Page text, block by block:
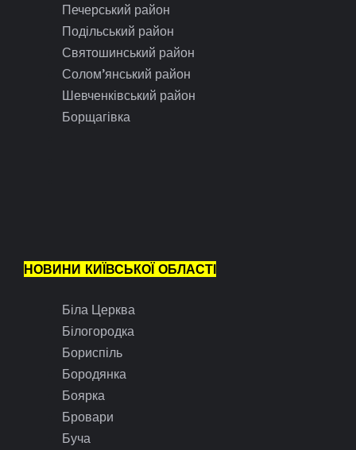
Печерський район
Подільський район
Святошинський район
Солом’янський район
Шевченківський район
Борщагівка
НОВИНИ КИЇВСЬКОЇ ОБЛАСТІ
Біла Церква
Білогородка
Бориспіль
Бородянка
Боярка
Бровари
Буча